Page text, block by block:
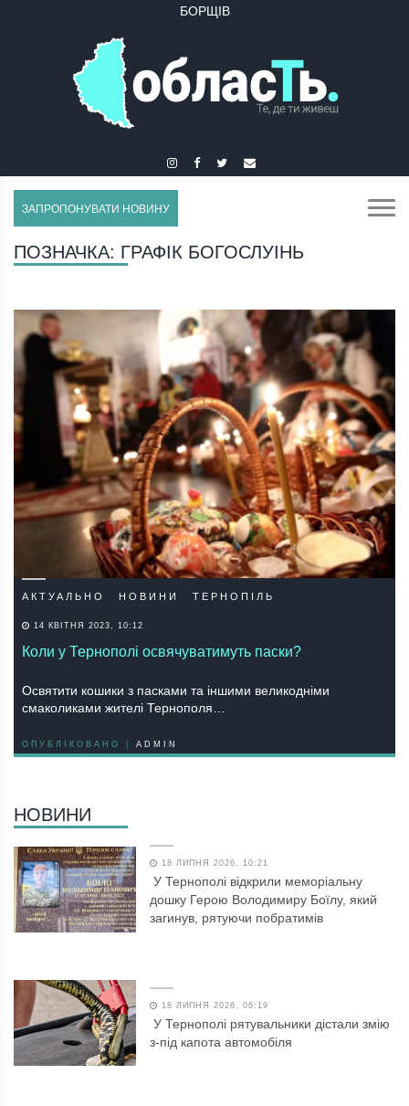
БОРЩІВ
ЗАПРОПОНУВАТИ НОВИНУ
ПОЗНАЧКА: ГРАФІК БОГОСЛУІНЬ
АКТУАЛЬНО НОВИНИ ТЕРНОПІЛЬ
14 КВІТНЯ 2023, 10:12
Коли у Тернополі освячуватимуть паски?
Освятити кошики з пасками та іншими великодніми
смаколиками жителі Тернополя…
ОПУБЛІКОВАНО | ADMIN
НОВИНИ
18 ЛИПНЯ 2026, 10:21
У Тернополі відкрили меморіальну
дошку Герою Володимиру Боїлу, який
загинув, рятуючи побратимів
18 ЛИПНЯ 2026, 06:19
У Тернополі рятувальники дістали змію
з-під капота автомобіля